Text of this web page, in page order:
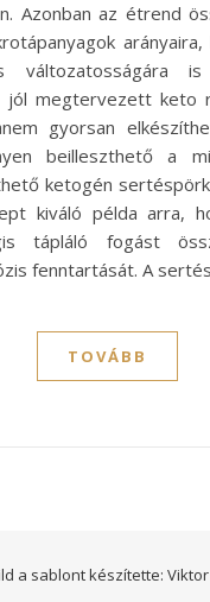
Azonban az étrend
változatosságára
jól megtervezett keto
gyorsan
beilleszthető a
ketogén
kiváló példa arra,
tápláló fogást
fenntartását. A
TOVÁBB
a sablont készítette: